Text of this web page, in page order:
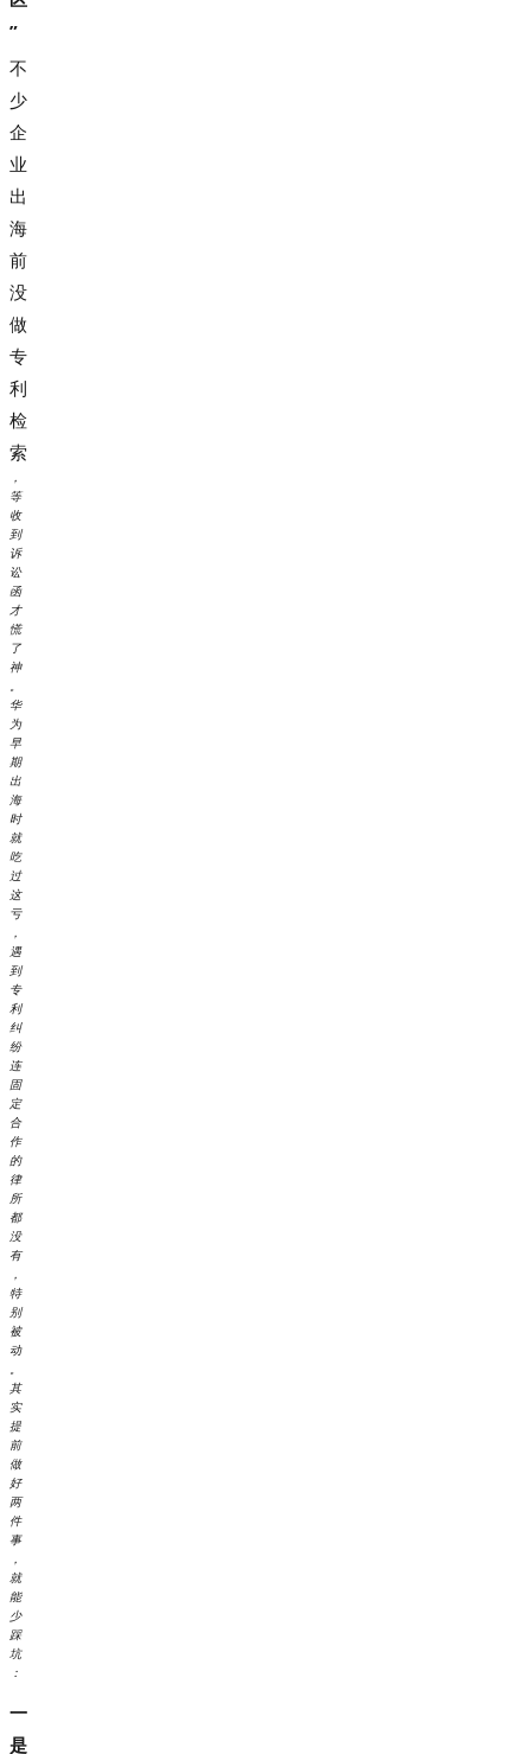
”
不
少
企
业
出
海
前
没
做
专
利
检
索
，
等
收
到
诉
讼
函
才
慌
了
神
华
为
早
期
出
海
时
就
吃
过
这
亏
，
遇
到
专
利
纠
纷
连
固
定
合
作
的
律
所
都
没
有
，
特
别
被
动
其
实
提
前
做
好
两
件
事
，
就
能
少
踩
坑
：
一
是